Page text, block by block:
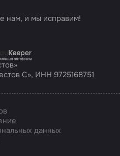
нам, и мы исправим!
С», ИНН 9725168751
данных